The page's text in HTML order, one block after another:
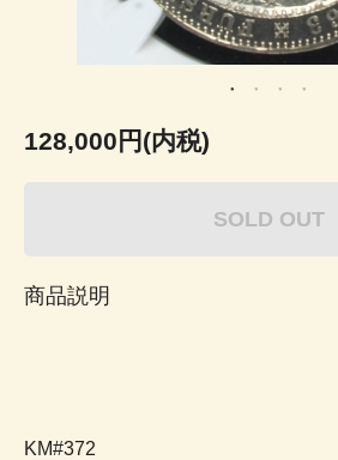
128,000円(内税)
SOLD OUT
商品説明
KM#372